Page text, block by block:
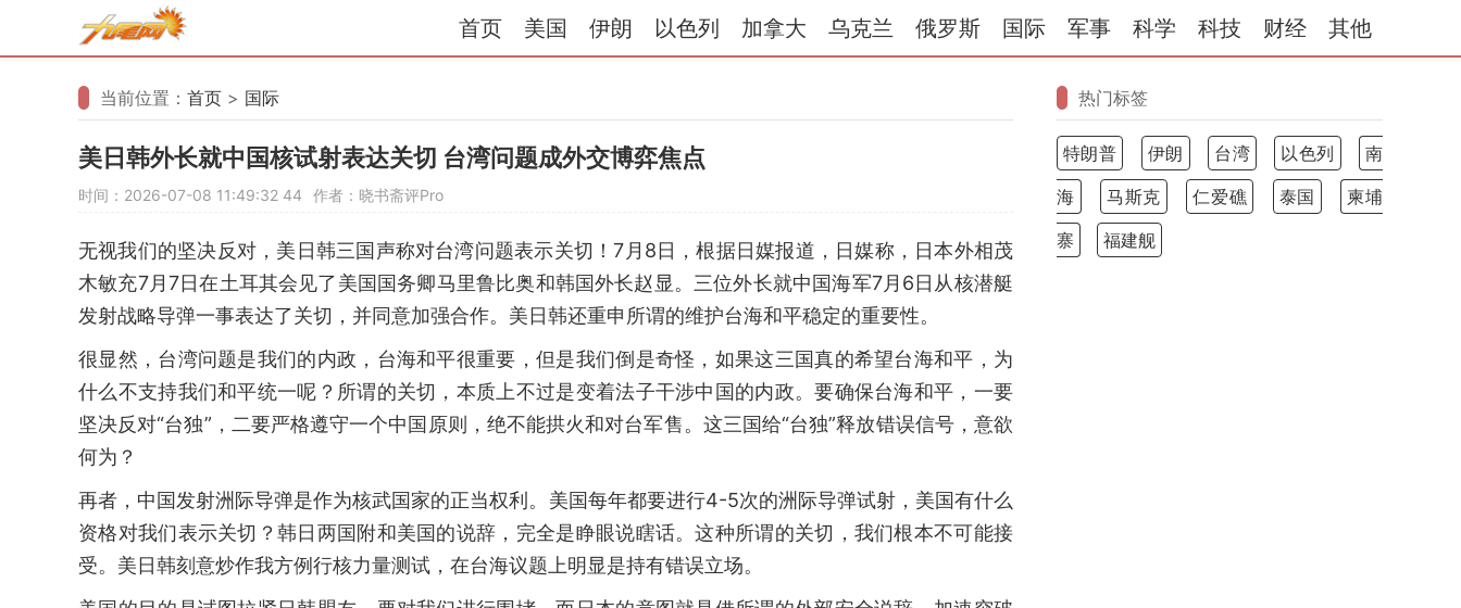
首页 美国 伊朗 以色列 加拿大 乌克兰 俄罗斯 国际 军事 科学 科技 财经 其他
当前位置： 首页 > 国际
美日韩外长就中国核试射表达关切 台湾问题成外交博弈焦点
时间：2026-07-08 11:49:32 44 作者：晓书斋评Pro
无视我们的坚决反对，美日韩三国声称对台湾问题表示关切！7月8日，根据日媒报道，日媒称，日本外相茂
木敏充7月7日在土耳其会见了美国国务卿马里鲁比奥和韩国外长赵显。三位外长就中国海军7月6日从核潜艇
发射战略导弹一事表达了关切，并同意加强合作。美日韩还重申所谓的维护台海和平稳定的重要性。
很显然，台湾问题是我们的内政，台海和平很重要，但是我们倒是奇怪，如果这三国真的希望台海和平，为
什么不支持我们和平统一呢？所谓的关切，本质上不过是变着法子干涉中国的内政。要确保台海和平，一要
坚决反对“台独”，二要严格遵守一个中国原则，绝不能拱火和对台军售。这三国给“台独”释放错误信号，意欲
何为？
再者，中国发射洲际导弹是作为核武国家的正当权利。美国每年都要进行4-5次的洲际导弹试射，美国有什么
资格对我们表示关切？韩日两国附和美国的说辞，完全是睁眼说瞎话。这种所谓的关切，我们根本不可能接
受。美日韩刻意炒作我方例行核力量测试，在台海议题上明显是持有错误立场。
热门标签
特朗普 伊朗 台湾 以色列
南
海
马斯克 仁爱礁 泰国
柬埔
寨
福建舰